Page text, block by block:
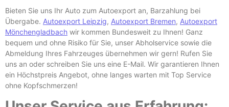
Bieten Sie uns Ihr Auto zum Autoexport an, Barzahlung bei
Übergabe. Autoexport Leipzig, Autoexport Bremen, Autoexport
Mönchengladbach wir kommen Bundesweit zu Ihnen! Ganz
bequem und ohne Risiko für Sie, unser Abholservice sowie die
Abmeldung Ihres Fahrzeuges übernehmen wir gern! Rufen Sie
uns an oder schreiben Sie uns eine E-Mail. Wir garantieren Ihnen
ein Höchstpreis Angebot, ohne langes warten mit Top Service
ohne Kopfschmerzen!